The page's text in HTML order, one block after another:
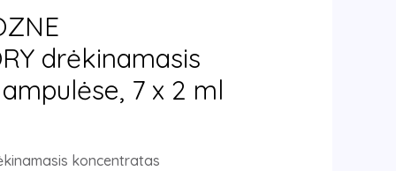
drėkinamasis
7 x 2 ml
koncentratas